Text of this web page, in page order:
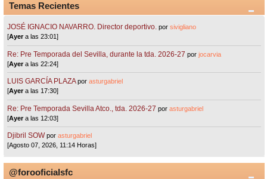
Temas Recientes
JOSÉ IGNACIO NAVARRO. Director deportivo. porsivigliano
[Ayera las 23:01]
Re: Pre Temporada del Sevilla, durante la tda. 2026-27 porjocarvia
[Ayera las 22:24]
LUIS GARCÍA PLAZA porasturgabriel
[Ayera las 17:30]
Re: Pre Temporada Sevilla Atco., tda. 2026-27 porasturgabriel
[Ayera las 12:03]
Djibril SOW porasturgabriel
[Agosto 07, 2026, 11:14 Horas]
@forooficialsfc